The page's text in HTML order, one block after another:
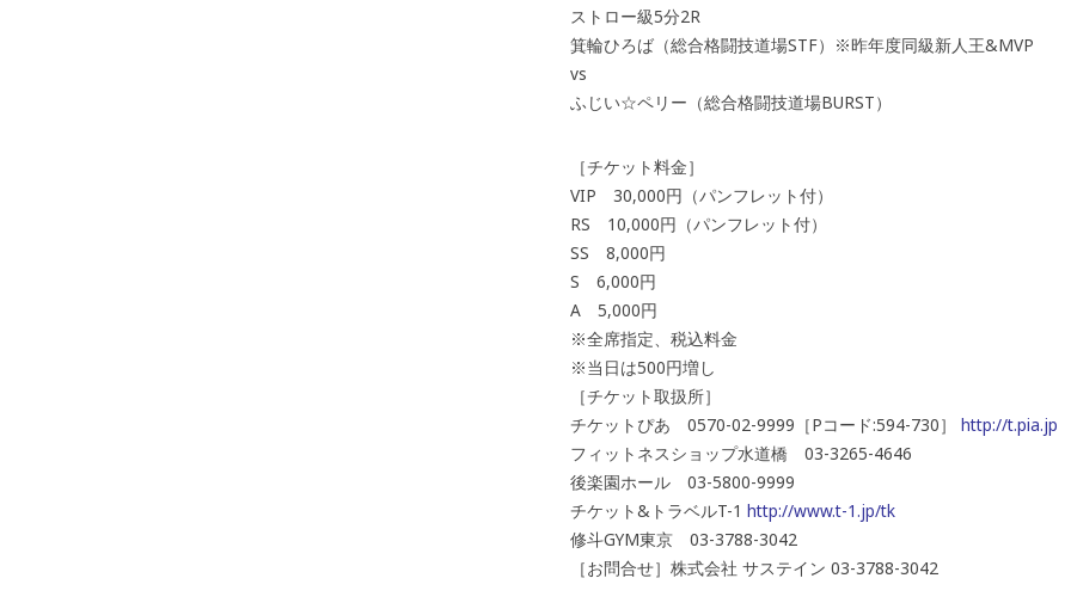
ストロー級5分2R
箕輪ひろば（総合格闘技道場STF）※昨年度同級新人王&MVP
vs
ふじい☆ペリー（総合格闘技道場BURST）
［チケット料金］
VIP 30,000円（パンフレット付）
RS 10,000円（パンフレット付）
SS 8,000円
S 6,000円
A 5,000円
※全席指定、税込料金
※当日は500円増し
［チケット取扱所］
チケットぴあ 0570-02-9999［Pコード:594-730］ http://t.pia.jp
フィットネスショップ水道橋 03-3265-4646
後楽園ホール 03-5800-9999
チケット&トラベルT-1 http://www.t-1.jp/tk
修斗GYM東京 03-3788-3042
［お問合せ］株式会社 サステイン 03-3788-3042